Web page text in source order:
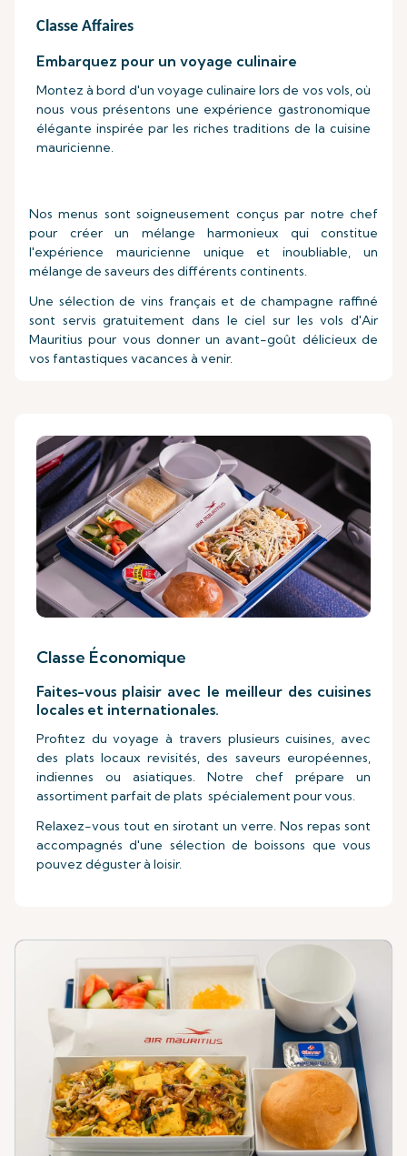
Classe Affaires
Embarquez pour un voyage culinaire
Montez à bord d'un voyage culinaire lors de vos vols, où
nous vous présentons une expérience gastronomique
élégante inspirée par les riches traditions de la cuisine
mauricienne.
Nos menus sont soigneusement conçus par notre chef
pour créer un mélange harmonieux qui constitue
l'expérience mauricienne unique et inoubliable, un
mélange de saveurs des différents continents.
Une sélection de vins français et de champagne raffiné
sont servis gratuitement dans le ciel sur les vols d'Air
Mauritius pour vous donner un avant-goût délicieux de
vos fantastiques vacances à venir.
Classe Économique
Faites-vous plaisir avec le meilleur des cuisines
locales et internationales.
Profitez du voyage à travers plusieurs cuisines, avec
des plats locaux revisités, des saveurs européennes,
indiennes ou asiatiques. Notre chef prépare un
assortiment parfait de plats spécialement pour vous.
Relaxez-vous tout en sirotant un verre. Nos repas sont
accompagnés d'une sélection de boissons que vous
pouvez déguster à loisir.